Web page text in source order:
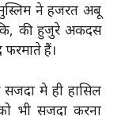
ने हजरत अबू
कि, की हुजुरे अकदस
हैं।
मे ही हासिल
भी सजदा करना